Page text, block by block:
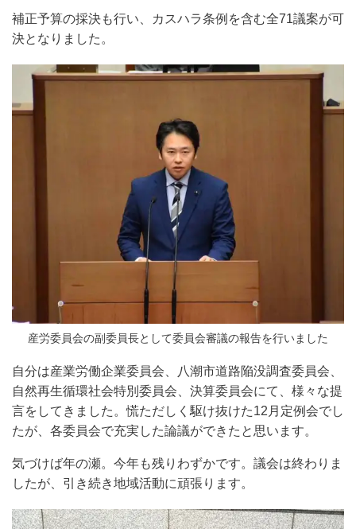
補正予算の採決も行い、カスハラ条例を含む全71議案が可
決となりました。
産労委員会の副委員長として委員会審議の報告を行いました
自分は産業労働企業委員会、八潮市道路陥没調査委員会、
自然再生循環社会特別委員会、決算委員会にて、様々な提
言をしてきました。慌ただしく駆け抜けた12月定例会でし
たが、各委員会で充実した論議ができたと思います。
気づけば年の瀬。今年も残りわずかです。議会は終わりま
したが、引き続き地域活動に頑張ります。